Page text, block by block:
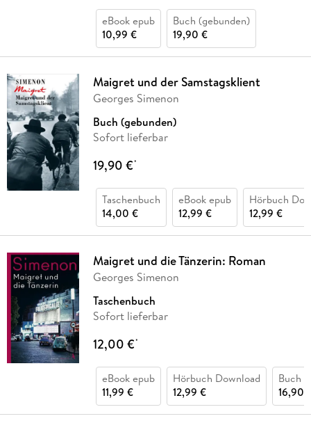
eBook epub
10,99 €
Buch (gebunden)
19,90 €
Maigret und der Samstagsklient
Georges Simenon
Buch (gebunden)
Sofort lieferbar
19,90 €*
Taschenbuch
14,00 €
eBook epub
12,99 €
Hörbuch
12,99 €
Maigret und die Tänzerin: Roman
Georges Simenon
Taschenbuch
Sofort lieferbar
12,00 €*
eBook epub
11,99 €
Hörbuch Download
12,99 €
Buch
16,90